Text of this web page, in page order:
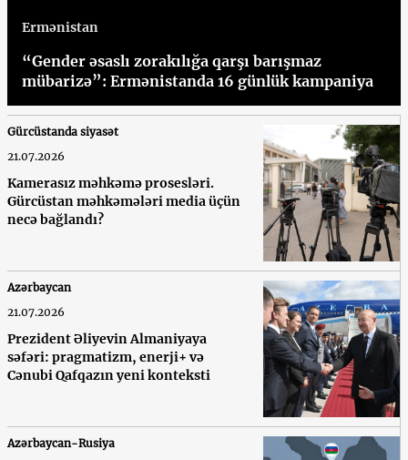
Ermənistan
“Gender əsaslı zorakılığa qarşı barışmaz
mübarizə”: Ermənistanda 16 günlük kampaniya
Gürcüstanda siyasət
21.07.2026
Kamerasız məhkəmə prosesləri.
Gürcüstan məhkəmələri media üçün
necə bağlandı?
Azərbaycan
21.07.2026
Prezident Əliyevin Almaniyaya
səfəri: pragmatizm, enerji+ və
Cənubi Qafqazın yeni konteksti
Azərbaycan-Rusiya